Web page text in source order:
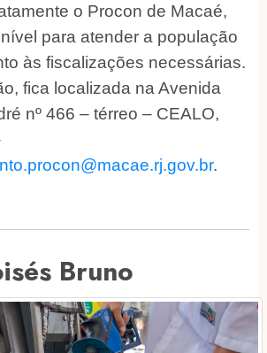
o Procon de Macaé,
para atender a população
às fiscalizações necessárias.
fica localizada na Avenida
nº 466 – térreo – CEALO,
.
Bruno